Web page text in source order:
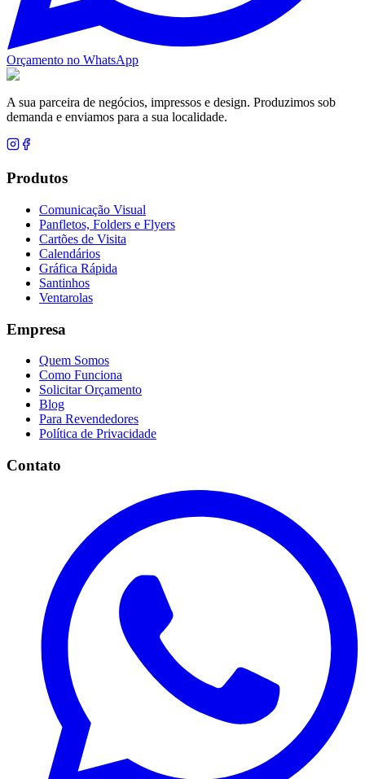
Orçamento no WhatsApp
A sua parceira de negócios, impressos e design. Produzimos sob
demanda e enviamos para a sua localidade.
Produtos
Comunicação Visual
Panfletos, Folders e Flyers
Cartões de Visita
Calendários
Gráfica Rápida
Santinhos
Ventarolas
Empresa
Quem Somos
Como Funciona
Solicitar Orçamento
Blog
Para Revendedores
Política de Privacidade
Contato